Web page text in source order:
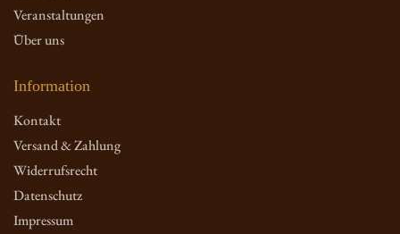
Veranstaltungen
Über uns
Information
Kontakt
Versand & Zahlung
Widerrufsrecht
Datenschutz
Impressum